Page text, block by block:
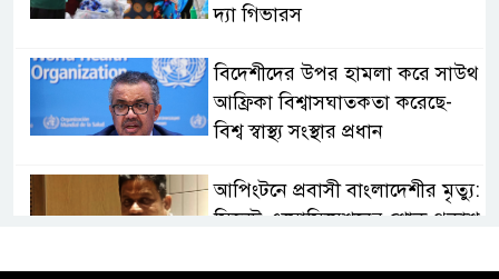
দ্যা গিভারস
বিদেশীদের উপর হামলা করে সাউথ
আফ্রিকা বিশ্বাসঘাতকতা করেছে-
বিশ্ব স্বাস্থ্য সংস্থার প্রধান
আপিংটনে প্রবাসী বাংলাদেশীর মৃত্যু:
সিলেট এসোসিয়েশনের শোক প্রকাশ